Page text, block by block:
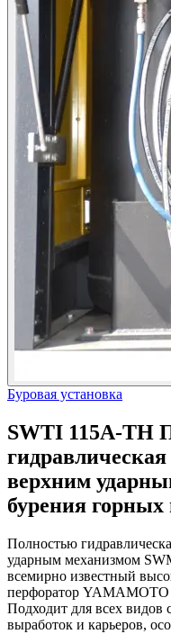
Буровая установка
SWTI 115A-TH
гидравлическая
верхним
бурения горных
Полностью
ударным механизмом
всемирно известный
перфоратор YAMAMOTO
Подходит для всех
выработок и карьеров,